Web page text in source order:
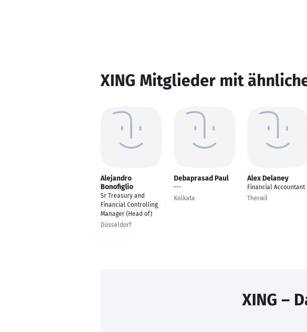
XING Mitglieder mit
Alejandro
Bonofiglio
Sr Treasury and
Financial Controlling
Manager (Head of)
Düsseldorf
Debaprasad Paul
---
Kolkata
Alex Delaney
Financial Accountant
Therwil
XING –